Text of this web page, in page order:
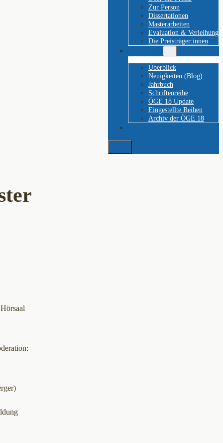
Zur Person
Dissertationen
Masterarbeiten
Evaluation & Verleihung
Die Preisträger:innen
Überblick
Neuigkeiten (Blog)
Jahrbuch
Schriftenreihe
ÖGE 18 Update
Eingestellte Reihen
Archiv der ÖGE 18
Suchen